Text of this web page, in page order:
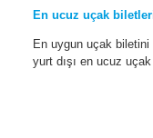
En ucuz uçak
En uygun uçak
yurt dışı en ucuz